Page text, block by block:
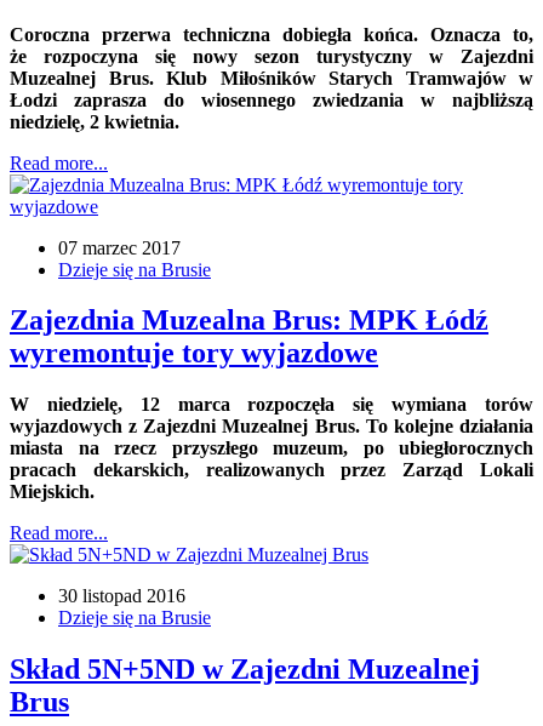
Coroczna przerwa techniczna dobiegła końca. Oznacza to,
że rozpoczyna się nowy sezon turystyczny w Zajezdni
Muzealnej Brus. Klub Miłośników Starych Tramwajów w
Łodzi zaprasza do wiosennego zwiedzania w najbliższą
niedzielę, 2 kwietnia.
Read more...
07 marzec 2017
Dzieje się na Brusie
Zajezdnia Muzealna Brus: MPK Łódź
wyremontuje tory wyjazdowe
W niedzielę, 12 marca rozpoczęła się wymiana torów
wyjazdowych z Zajezdni Muzealnej Brus. To kolejne działania
miasta na rzecz przyszłego muzeum, po ubiegłorocznych
pracach dekarskich, realizowanych przez Zarząd Lokali
Miejskich.
Read more...
30 listopad 2016
Dzieje się na Brusie
Skład 5N+5ND w Zajezdni Muzealnej
Brus